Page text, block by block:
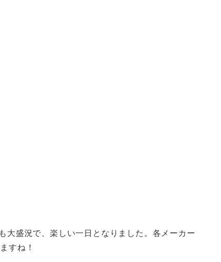
大盛況で、楽しい一日となりました。各メーカー
すね！